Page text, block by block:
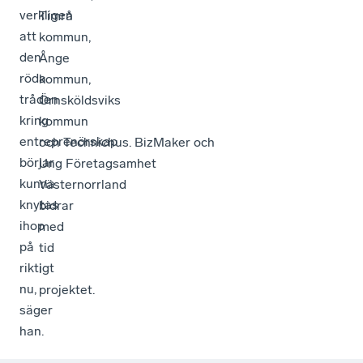
verkligen
att
den
röda
tråden
kring
entreprenörskap
börjar
kunna
knytas
ihop
på
riktigt
nu,
säger
han.
Timrå
kommun,
Ånge
kommun,
Örnsköldsviks
kommun
och Technichus. BizMaker och
Ung Företagsamhet
Västernorrland
bidrar
med
tid
i
projektet.